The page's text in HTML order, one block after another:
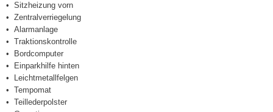
Sitzheizung vorn
Zentralverriegelung
Alarmanlage
Traktionskontrolle
Bordcomputer
Einparkhilfe hinten
Leichtmetallfelgen
Tempomat
Teillederpolster